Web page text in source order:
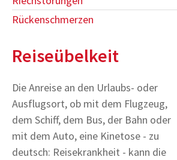
Rückenschmerzen
Reiseübelkeit
Die Anreise an den Urlaubs- oder
Ausflugsort, ob mit dem Flugzeug,
dem Schiff, dem Bus, der Bahn oder
mit dem Auto, eine Kinetose - zu
deutsch: Reisekrankheit - kann die